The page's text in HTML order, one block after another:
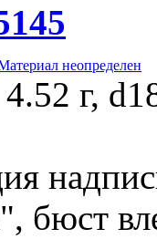
неопределен
4.52 г,
бюст